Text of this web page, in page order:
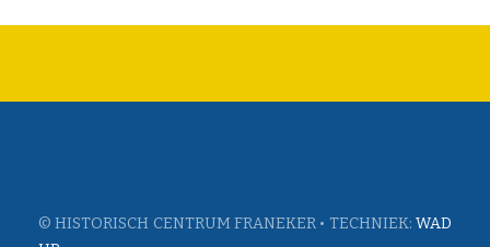
© HISTORISCH CENTRUM FRANEKER • TECHNIEK: WAD